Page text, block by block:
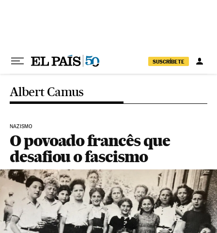
SUSCRÍBETE
Albert Camus
NAZISMO
O povoado francês que
desafiou o fascismo